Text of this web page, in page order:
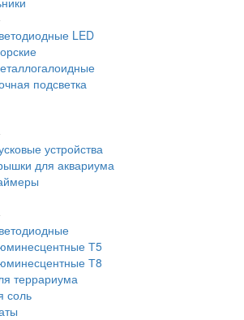
LED
подсветка
устройства
для аквариума
Т5
Т8
террариума
соль